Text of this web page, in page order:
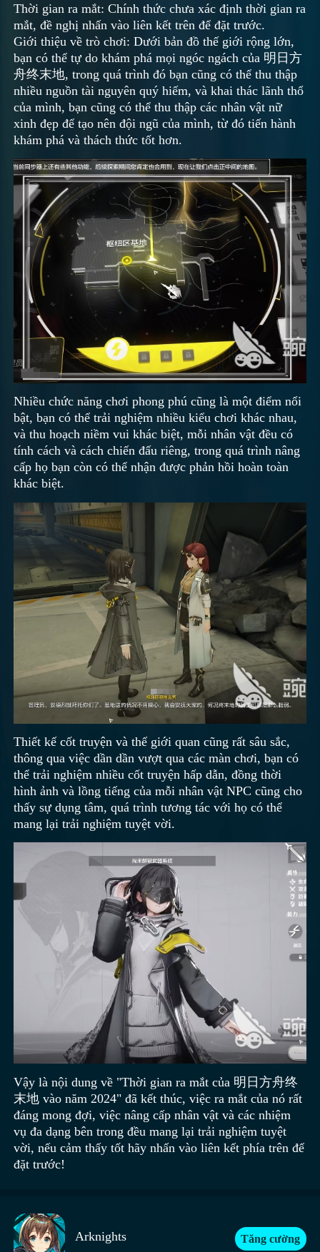
Thời gian ra mắt: Chính thức chưa xác định thời gian ra
mắt, đề nghị nhấn vào liên kết trên để đặt trước.
Giới thiệu về trò chơi: Dưới bản đồ thế giới rộng lớn,
bạn có thể tự do khám phá mọi ngóc ngách của 明日方
舟终末地, trong quá trình đó bạn cũng có thể thu thập
nhiều nguồn tài nguyên quý hiếm, và khai thác lãnh thổ
của mình, bạn cũng có thể thu thập các nhân vật nữ
xinh đẹp để tạo nên đội ngũ của mình, từ đó tiến hành
khám phá và thách thức tốt hơn.
Nhiều chức năng chơi phong phú cũng là một điểm nổi
bật, bạn có thể trải nghiệm nhiều kiểu chơi khác nhau,
và thu hoạch niềm vui khác biệt, mỗi nhân vật đều có
tính cách và cách chiến đấu riêng, trong quá trình nâng
cấp họ bạn còn có thể nhận được phản hồi hoàn toàn
khác biệt.
Thiết kế cốt truyện và thế giới quan cũng rất sâu sắc,
thông qua việc dần dần vượt qua các màn chơi, bạn có
thể trải nghiệm nhiều cốt truyện hấp dẫn, đồng thời
hình ảnh và lồng tiếng của mỗi nhân vật NPC cũng cho
thấy sự dụng tâm, quá trình tương tác với họ có thể
mang lại trải nghiệm tuyệt vời.
Vậy là nội dung về "Thời gian ra mắt của 明日方舟终
末地 vào năm 2024" đã kết thúc, việc ra mắt của nó rất
đáng mong đợi, việc nâng cấp nhân vật và các nhiệm
vụ đa dạng bên trong đều mang lại trải nghiệm tuyệt
vời, nếu cảm thấy tốt hãy nhấn vào liên kết phía trên để
đặt trước!
Arknights Tăng cường